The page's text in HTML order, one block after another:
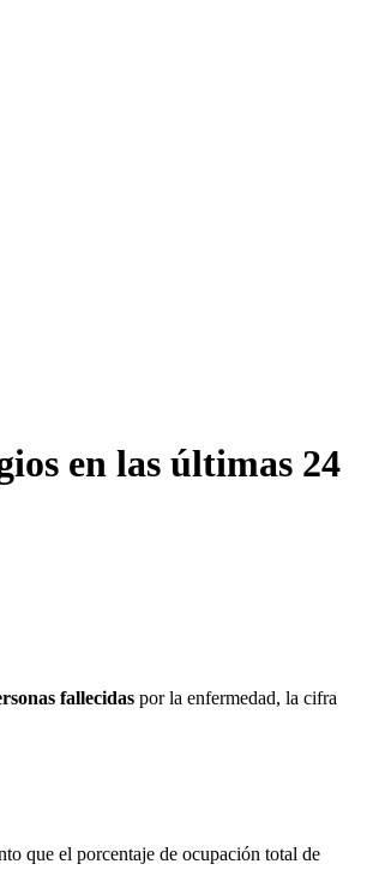
en las últimas 24
fallecidas por la enfermedad, la cifra
que el porcentaje de ocupación total de